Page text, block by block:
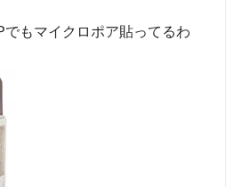
もマイクロポア貼ってるわ